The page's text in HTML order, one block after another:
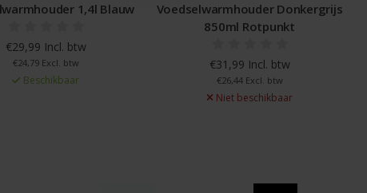
1,4l Blauw
€29,99 Incl. btw
€24,79 Excl. btw
Beschikbaar
Voedselwarmhouder Donkergrijs
850ml Rotpunkt
€31,99 Incl. btw
€26,44 Excl. btw
Niet beschikbaar